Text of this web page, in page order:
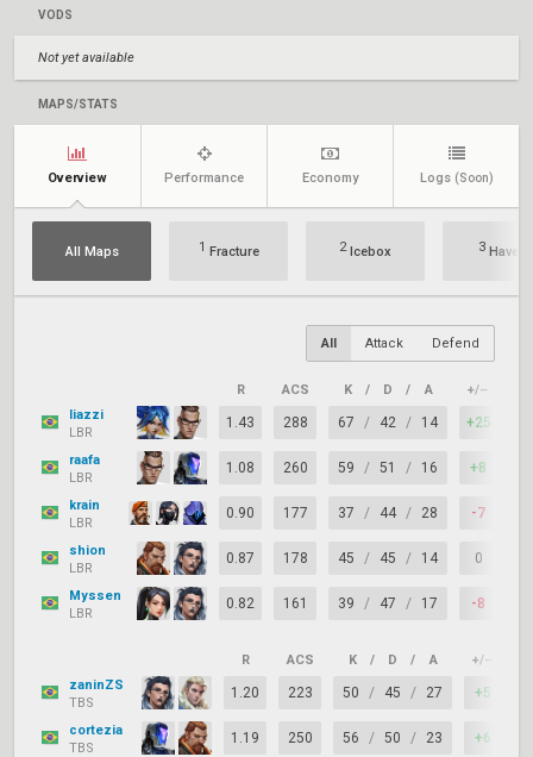
VODS
Not yet available
MAPS/STATS
Overview Performance Economy Logs (Soon)
All Maps 1 Fracture 2Icebox 3Haven
All Attack Defend
R ACS K / D / A +/–
liazzi
LBR
1.43 288 67 / 42 / 14 +25
raafa
LBR
1.08 260 59 / 51 / 16 +8
krain
LBR
0.90 177 37 / 44 / 28 -7
shion
LBR
0.87 178 45 / 45 / 14 0
Myssen
LBR
0.82 161 39 / 47 / 17 -8
R ACS K / D / A +/–
zaninZS
TBS
1.20 223 50 / 45 / 27 +5
cortezia
TBS
1.19 250 56 / 50 / 23 +6